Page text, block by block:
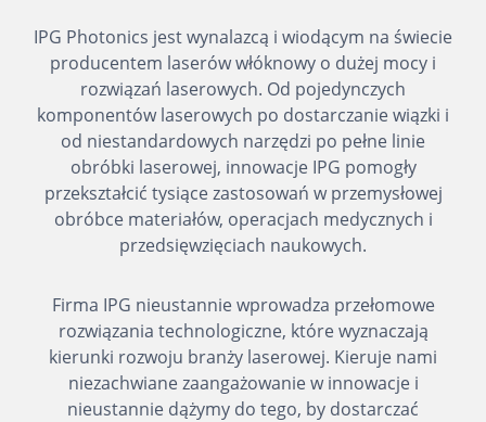
IPG Photonics jest wynalazcą i wiodącym na świecie
producentem laserów włóknowy o dużej mocy i
rozwiązań laserowych. Od pojedynczych
komponentów laserowych po dostarczanie wiązki i
od niestandardowych narzędzi po pełne linie
obróbki laserowej, innowacje IPG pomogły
przekształcić tysiące zastosowań w przemysłowej
obróbce materiałów, operacjach medycznych i
przedsięwzięciach naukowych.
Firma IPG nieustannie wprowadza przełomowe
rozwiązania technologiczne, które wyznaczają
kierunki rozwoju branży laserowej. Kieruje nami
niezachwiane zaangażowanie w innowacje i
nieustannie dążymy do tego, by dostarczać